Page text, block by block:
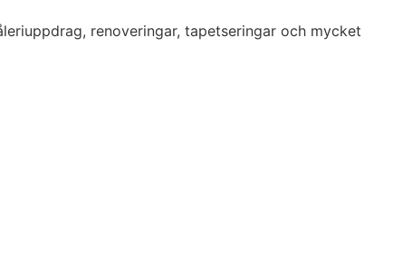
renoveringar, tapetseringar och mycket